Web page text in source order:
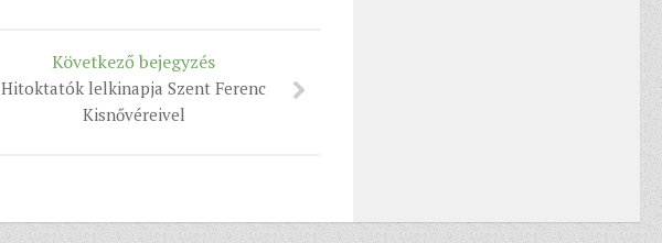
Következő bejegyzés
Hitoktatók lelkinapja Szent Ferenc
Kisnővéreivel